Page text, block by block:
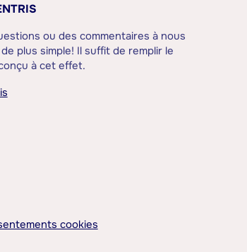
ou des commentaires à nous
plus simple! Il suffit de remplir le
à cet effet.
cookies